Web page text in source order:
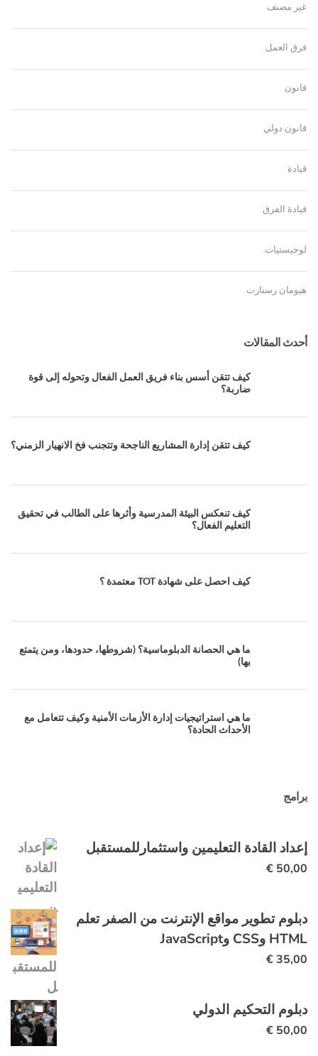
غير مصنف
فرق العمل
قانون
قانون دولي
قيادة
قيادة الفرق
لوجيستيات
هيومان رستارت
أحدث المقالات
كيف تتقن أسس بناء فريق العمل الفعال وتحوله إلى قوة
ضاربة؟
كيف تتقن إدارة المشاريع الناجحة وتتجنب فخ الانهيار الزمني؟
كيف تنعكس البيئة المدرسية وأثرها على الطالب في تحقيق
التعليم الفعال؟
كيف احصل على شهادة TOT معتمدة ؟
ما هي الحصانة الدبلوماسية؟ (شروطها، حدودها، ومن يتمتع
بها)
ما هي استراتيجيات إدارة الأزمات الأمنية وكيف تتعامل مع
الأحداث الحادة؟
برامج
إعداد القادة التعليمين واستثمارللمستقبل
€ 50,00
دبلوم تطوير مواقع الإنترنت من الصفر تعلم
HTML وCSS وJavaScript
€35,00
دبلوم التحكيم الدولي
€ 50,00